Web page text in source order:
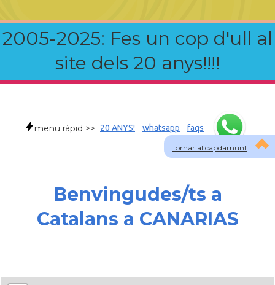
2005-2025: Fes un cop d'ull al
site dels 20 anys!!!!
Tornar al capdamunt
menu ràpid >> 20 ANYS! whatsapp faqs
Benvingudes/ts a
Catalans a CANARIAS